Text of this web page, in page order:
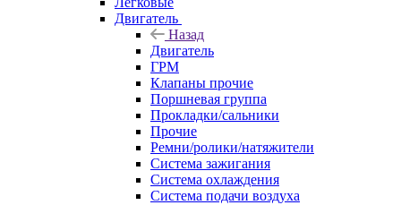
Двигатель
Назад
Двигатель
ГРМ
Клапаны прочие
Поршневая группа
Прокладки/сальники
Прочие
Ремни/ролики/натяжители
Система зажигания
Система охлаждения
Система подачи воздуха